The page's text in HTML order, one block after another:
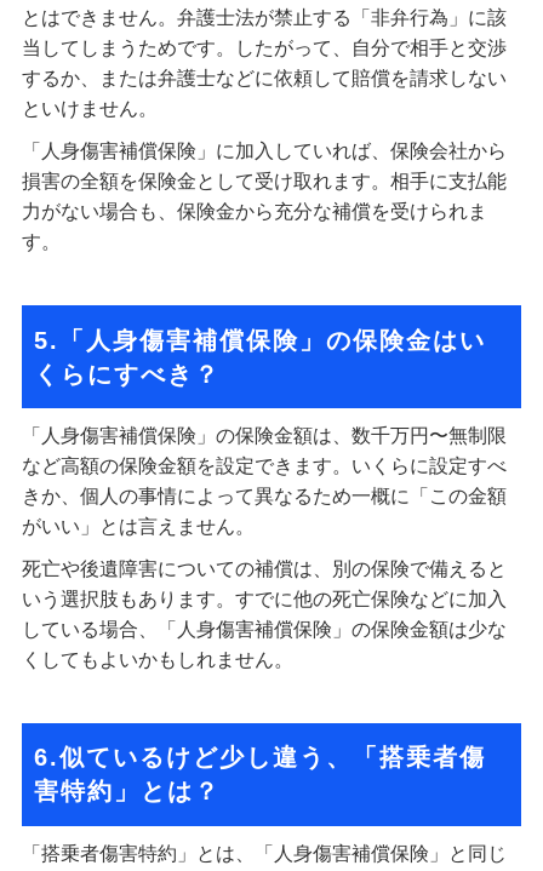
とはできません。弁護士法が禁止する「非弁行為」に該
当してしまうためです。したがって、自分で相手と交渉
するか、または弁護士などに依頼して賠償を請求しない
といけません。
「人身傷害補償保険」に加入していれば、保険会社から
損害の全額を保険金として受け取れます。相手に支払能
力がない場合も、保険金から充分な補償を受けられま
す。
5.「人身傷害補償保険」の保険金はい
くらにすべき？
「人身傷害補償保険」の保険金額は、数千万円〜無制限
など高額の保険金額を設定できます。いくらに設定すべ
きか、個人の事情によって異なるため一概に「この金額
がいい」とは言えません。
死亡や後遺障害についての補償は、別の保険で備えると
いう選択肢もあります。すでに他の死亡保険などに加入
している場合、「人身傷害補償保険」の保険金額は少な
くしてもよいかもしれません。
6.似ているけど少し違う、「搭乗者傷
害特約」とは？
「搭乗者傷害特約」とは、「人身傷害補償保険」と同じ